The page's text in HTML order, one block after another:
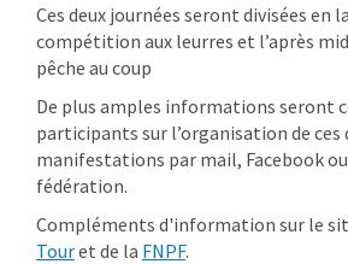
Ces deux journées seront divisées en
compétition aux leurres et l’après
pêche au coup
De plus amples informations seront
participants sur l’organisation de ces
manifestations par mail, Facebook
fédération.
Compléments d'information sur le
Touret de la FNPF.